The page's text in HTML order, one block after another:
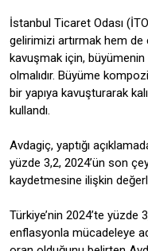
İstanbul Ticaret Odası
gelirimizi artırmak hem de
kavuşmak için, büyümenin
olmalıdır. Büyüme
bir yapıya kavuşturarak
kullandı.
Avdagiç, yaptığı
yüzde 3,2, 2024’ün son
kaydetmesine ilişkin
Türkiye’nin 2024’te
enflasyonla mücadeleye